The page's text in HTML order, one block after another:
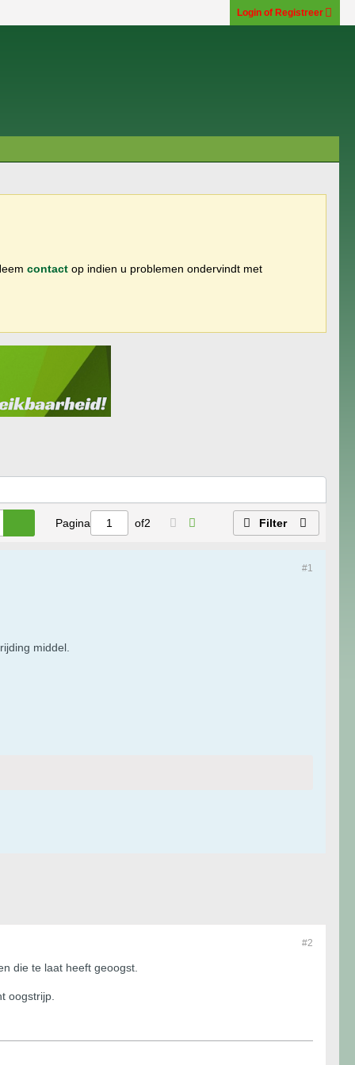
Login of Registreer
contact op indien u problemen ondervindt met
Pagina of2 Filter
#1
middel.
#2
die te laat heeft geoogst.
oogstrijp.